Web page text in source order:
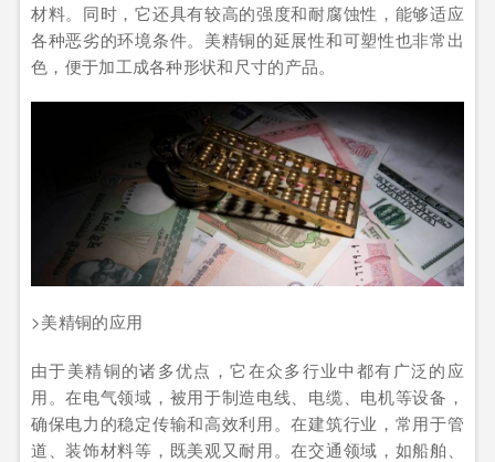
材料。同时，它还具有较高的强度和耐腐蚀性，能够适应
各种恶劣的环境条件。美精铜的延展性和可塑性也非常出
色，便于加工成各种形状和尺寸的产品。
>美精铜的应用
由于美精铜的诸多优点，它在众多行业中都有广泛的应
用。在电气领域，被用于制造电线、电缆、电机等设备，
确保电力的稳定传输和高效利用。在建筑行业，常用于管
道、装饰材料等，既美观又耐用。在交通领域，如船舶、